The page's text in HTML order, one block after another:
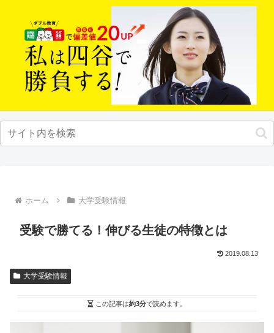
ホーム 大学受験情報
受験で勝てる！伸びる生徒の特徴とは
2019.08.13
大学受験情報
この記事は約3分で読めます。